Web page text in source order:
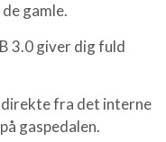
gamle.
3.0 giver dig fuld
fra det interne
gaspedalen.